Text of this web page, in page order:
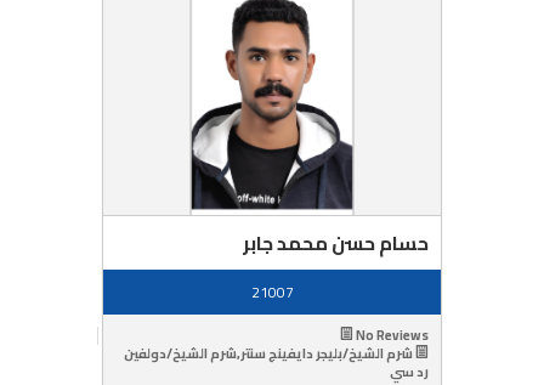
حسام حسن محمد جابر
21007
No Reviews
شرم الشيخ/بليجر دايفينج سنتر,شرم الشيخ/دولفين
رد سي